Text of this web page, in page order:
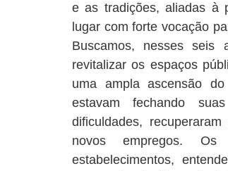
e as tradições, aliadas à
lugar com forte vocação
Buscamos, nesses seis
revitalizar os espaços
uma ampla ascensão
estavam fechando
dificuldades,
novos empregos.
estabelecimentos,